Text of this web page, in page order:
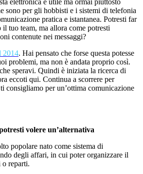
elettronica è utile ma ormai piuttosto
sono per gli hobbisti e i sistemi di telefonia
pratica e istantanea. Potresti far
tuo team, ma allora come potresti
contenute nei messaggi?
2014. Hai pensato che forse questa potesse
problemi, ma non è andata proprio così.
speravi. Quindi è iniziata la ricerca di
eccoti qui. Continua a scorrere per
consigliamo per un’ottima comunicazione
volere un’alternativa
popolare nato come sistema di
degli affari, in cui poter organizzare il
reparti.